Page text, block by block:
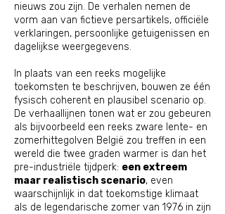
nieuws zou zijn. De verhalen nemen de
vorm aan van fictieve persartikels, officiële
verklaringen, persoonlijke getuigenissen en
dagelijkse weergegevens.
In plaats van een reeks mogelijke
toekomsten te beschrijven, bouwen ze één
fysisch coherent en plausibel scenario op.
De verhaallijnen tonen wat er zou gebeuren
als bijvoorbeeld een reeks zware lente- en
zomerhittegolven België zou treffen in een
wereld die twee graden warmer is dan het
pre-industriële tijdperk: een extreem
maar realistisch scenario, even
waarschijnlijk in dat toekomstige klimaat
als de legendarische zomer van 1976 in zijn